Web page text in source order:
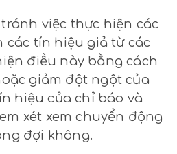
việc thực hiện các
các tín hiệu giả từ các
điều này bằng cách
giảm đột ngột của
hiệu của chỉ báo và
xét xem chuyển động
đợi không.